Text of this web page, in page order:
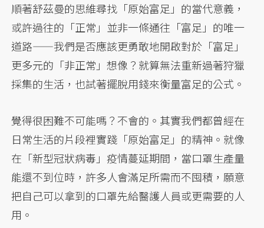
順著舒茲曼的思維尋找「原始富足」的當代意義，
或許過往的「正常」並非一條通往「富足」的唯一
道路——我們是否應該更勇敢地開啟對於「富足」
更多元的「非正常」想像？就算無法重新過著狩獵
採集的生活，也試著擺脫用錢來衡量富足的公式。
覺得很困難不可能嗎？不會的。其實我們都曾經在
日常生活的片段裡實踐「原始富足」的精神。就像
在「新型冠狀病毒」疫情蔓延期間，當口罩生產量
能還不到位時，許多人會滿足所需而不囤積，願意
把自己可以拿到的口罩先給醫護人員或更需要的人
用。